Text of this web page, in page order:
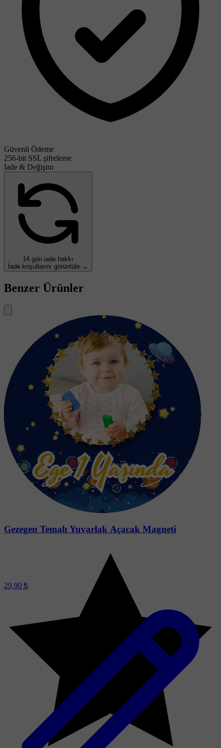
Güvenli Ödeme
256-bit SSL şifreleme
İade & Değişim
14 gün iade hakkı
İade koşullarını görüntüle →
Benzer Ürünler
Gezegen Temalı Yuvarlak Açacak Magneti
29,90 ₺